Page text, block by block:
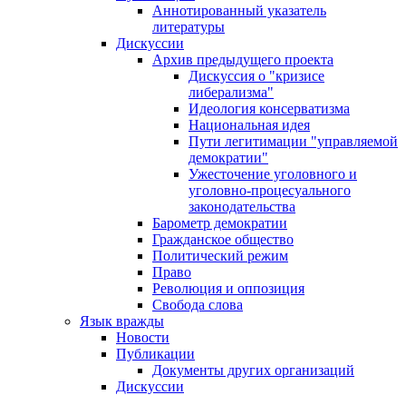
Аннотированный указатель
литературы
Дискуссии
Архив предыдущего проекта
Дискуссия о "кризисе
либерализма"
Идеология консерватизма
Национальная идея
Пути легитимации "управляемой
демократии"
Ужесточение уголовного и
уголовно-процесуального
законодательства
Барометр демократии
Гражданское общество
Политический режим
Право
Революция и оппозиция
Свобода слова
Язык вражды
Новости
Публикации
Документы других организаций
Дискуссии